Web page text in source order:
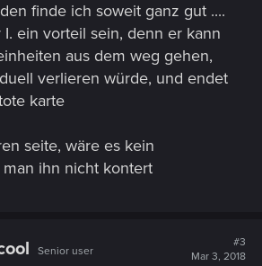
finde ich soweit ganz gut ....
ein vorteil sein, denn er kann
aus dem weg gehen,
verlieren würde, und endet
karte
seite, wäre es kein
ihn nicht kontert
Senior user
#3
Mar 3, 2018